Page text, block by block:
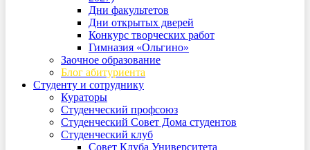
Дни факультетов
Дни открытых дверей
Конкурс творческих работ
Гимназия «Ольгино»
Заочное образование
Блог абитуриента
Студенту и сотруднику
Кураторы
Студенческий профсоюз
Студенческий Совет Дома студентов
Студенческий клуб
Совет Клуба Университета